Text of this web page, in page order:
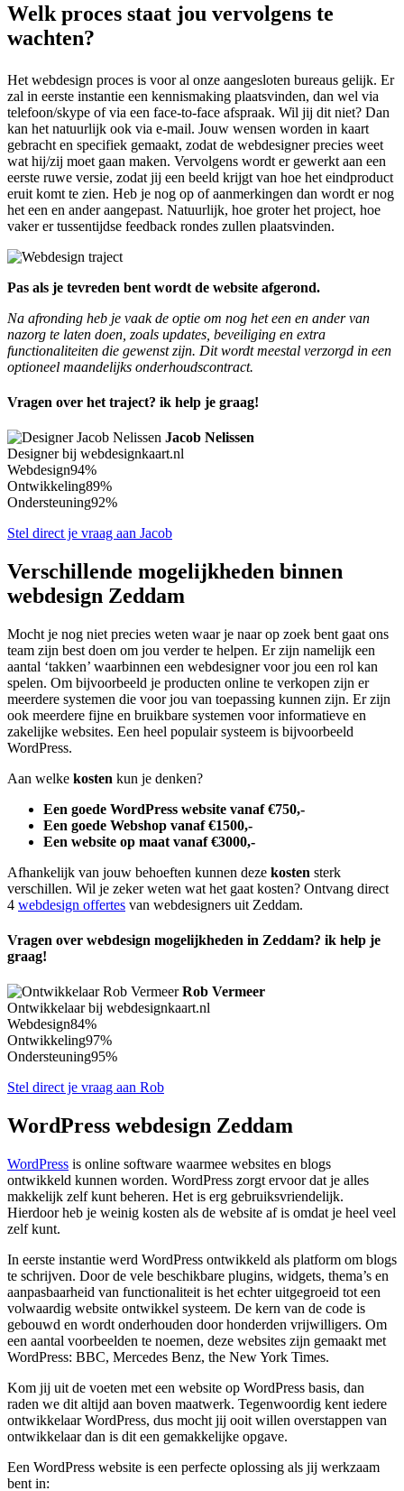
Welk proces staat jou vervolgens te
wachten?
Het webdesign proces is voor al onze aangesloten bureaus gelijk. Er
zal in eerste instantie een kennismaking plaatsvinden, dan wel via
telefoon/skype of via een face-to-face afspraak. Wil jij dit niet? Dan
kan het natuurlijk ook via e-mail. Jouw wensen worden in kaart
gebracht en specifiek gemaakt, zodat de webdesigner precies weet
wat hij/zij moet gaan maken. Vervolgens wordt er gewerkt aan een
eerste ruwe versie, zodat jij een beeld krijgt van hoe het eindproduct
eruit komt te zien. Heb je nog op of aanmerkingen dan wordt er nog
het een en ander aangepast. Natuurlijk, hoe groter het project, hoe
vaker er tussentijdse feedback rondes zullen plaatsvinden.
Pas als je tevreden bent wordt de website afgerond.
Na afronding heb je vaak de optie om nog het een en ander van
nazorg te laten doen, zoals updates, beveiliging en extra
functionaliteiten die gewenst zijn. Dit wordt meestal verzorgd in een
optioneel maandelijks onderhoudscontract.
Vragen over het traject? ik help je graag!
Jacob Nelissen
Designer bij webdesignkaart.nl
Webdesign94%
Ontwikkeling89%
Ondersteuning92%
Stel direct je vraag aan Jacob
Verschillende mogelijkheden binnen
webdesign Zeddam
Mocht je nog niet precies weten waar je naar op zoek bent gaat ons
team zijn best doen om jou verder te helpen. Er zijn namelijk een
aantal ‘takken’ waarbinnen een webdesigner voor jou een rol kan
spelen. Om bijvoorbeeld je producten online te verkopen zijn er
meerdere systemen die voor jou van toepassing kunnen zijn. Er zijn
ook meerdere fijne en bruikbare systemen voor informatieve en
zakelijke websites. Een heel populair systeem is bijvoorbeeld
WordPress.
Aan welke kosten kun je denken?
Een goede WordPress website vanaf €750,-
Een goede Webshop vanaf €1500,-
Een website op maat vanaf €3000,-
Afhankelijk van jouw behoeften kunnen deze kosten sterk
verschillen. Wil je zeker weten wat het gaat kosten? Ontvang direct
4 webdesign offertes van webdesigners uit Zeddam.
Vragen over webdesign mogelijkheden in Zeddam? ik help je
graag!
Rob Vermeer
Ontwikkelaar bij webdesignkaart.nl
Webdesign84%
Ontwikkeling97%
Ondersteuning95%
Stel direct je vraag aan Rob
WordPress webdesign Zeddam
WordPress is online software waarmee websites en blogs
ontwikkeld kunnen worden. WordPress zorgt ervoor dat je alles
makkelijk zelf kunt beheren. Het is erg gebruiksvriendelijk.
Hierdoor heb je weinig kosten als de website af is omdat je heel veel
zelf kunt.
In eerste instantie werd WordPress ontwikkeld als platform om blogs
te schrijven. Door de vele beschikbare plugins, widgets, thema’s en
aanpasbaarheid van functionaliteit is het echter uitgegroeid tot een
volwaardig website ontwikkel systeem. De kern van de code is
gebouwd en wordt onderhouden door honderden vrijwilligers. Om
een aantal voorbeelden te noemen, deze websites zijn gemaakt met
WordPress: BBC, Mercedes Benz, the New York Times.
Kom jij uit de voeten met een website op WordPress basis, dan
raden we dit altijd aan boven maatwerk. Tegenwoordig kent iedere
ontwikkelaar WordPress, dus mocht jij ooit willen overstappen van
ontwikkelaar dan is dit een gemakkelijke opgave.
Een WordPress website is een perfecte oplossing als jij werkzaam
bent in: